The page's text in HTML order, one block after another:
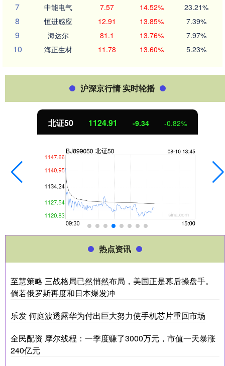
7 中能电气 7.57 14.52% 23.21%
8 恒进感应 12.91 13.85% 7.39%
9 海达尔 81.1 13.76% 7.97%
10 海正生材 11.78 13.60% 5.23%
沪深京行情 实时轮播
北证50 1124.88 -9.37 -0.83%
热点资讯
至慧策略 三战格局已然悄然布局，美国正是幕后操盘手。
倘若俄罗斯再度和日本爆发冲
乐发 何庭波透露华为付出巨大努力使手机芯片重回市场
全民配资 摩尔线程：一季度赚了3000万元，市值一天暴涨
240亿元